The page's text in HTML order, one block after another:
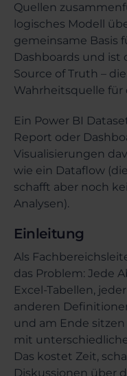
Quellen
logisches Modell
gemeinsame Basis
Dashboards und ist
Source of Truth –
Wahrheitsquelle
Ein Power BI
Report oder
Visualisierungen
wie ein Dataflow
schafft aber noch
Analysen).
Einleitung
Als
das Problem: Jede
Excel-Tabellen,
anderen
und am Ende
mit
Das kostet Zeit,
Diskussionen über